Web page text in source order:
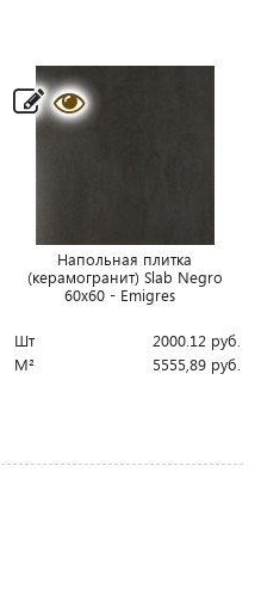
Напольная плитка
(керамогранит) Slab Negro
60x60 - Emigres
Шт 2000.12 руб.
М²
5555,89 руб.